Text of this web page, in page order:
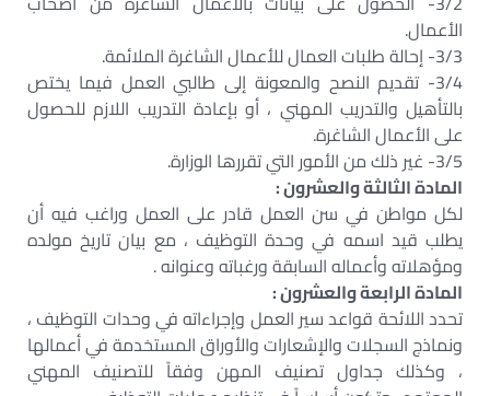
الأعمال.
3/3- إحالة طلبات العمال للأعمال الشاغرة الملائمة.
3/4- تقديم النصح والمعونة إلى طالبي العمل فيما يختص
بالتأهيل والتدريب المهني ، أو بإعادة التدريب اللازم للحصول
على الأعمال الشاغرة.
3/5- غير ذلك من الأمور التي تقررها الوزارة.
المادة الثالثة والعشرون :
لكل مواطن في سن العمل قادر على العمل وراغب فيه أن
يطلب قيد اسمه في وحدة التوظيف ، مع بيان تاريخ مولده
ومؤهلاته وأعماله السابقة ورغباته وعنوانه .
المادة الرابعة والعشرون :
تحدد اللائحة قواعد سير العمل وإجراءاته في وحدات التوظيف ،
ونماذج السجلات والإشعارات والأوراق المستخدمة في أعمالها
، وكذلك جداول تصنيف المهن وفقاً للتصنيف المهني